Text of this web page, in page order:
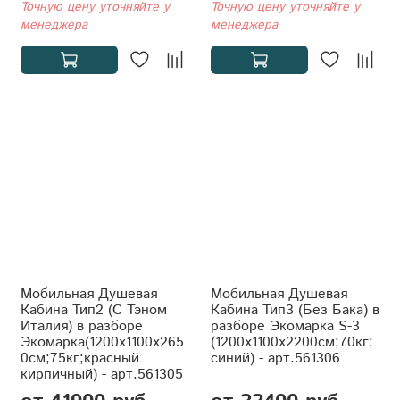
Точную цену уточняйте у
менеджера
Точную цену уточняйте у
менеджера
Мобильная Душевая
Кабина Тип2 (С Тэном
Италия) в разборе
Экомарка(1200x1100x265
0см;75кг;красный
кирпичный) - арт.561305
Мобильная Душевая
Кабина Тип3 (Без Бака) в
разборе Экомарка S-3
(1200x1100x2200см;70кг;
синий) - арт.561306